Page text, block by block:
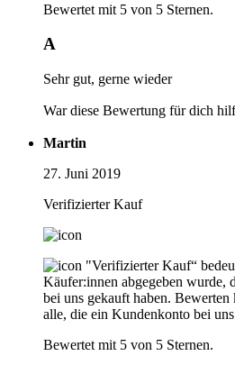
Bewertet mit 5 von 5 Sternen.
A
Sehr gut, gerne wieder
War diese Bewertung für dich
Martin
27. Juni 2019
Verifizierter Kauf
"Verifizierter Kauf“
Käufer:innen abgegeben wurde,
bei uns gekauft haben.
alle, die ein Kundenkonto bei
Bewertet mit 5 von 5 Sternen.